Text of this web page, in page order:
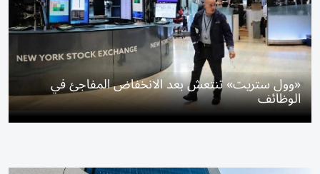
«وول ستريت» تنتعش بعد الانخفاض المفاجئ في
الوظائف